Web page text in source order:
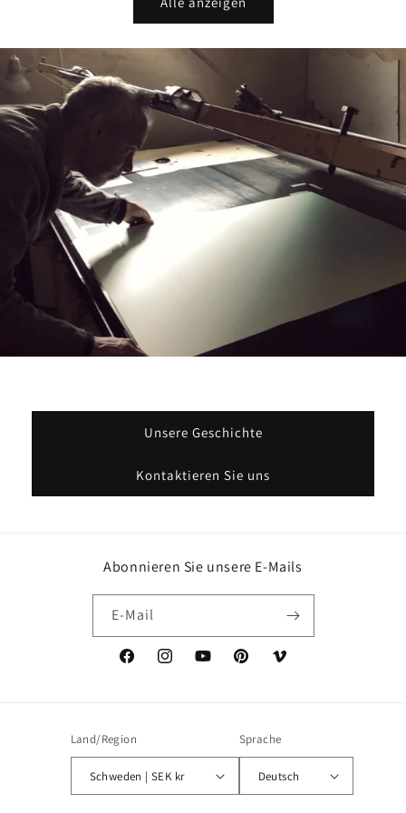
Unsere Geschichte
Kontaktieren Sie uns
Abonnieren Sie unsere E-Mails
E-Mail
FacebookInstagramYouTubePinterestVimeo
Land/Region
Schweden | SEK kr
Sprache
Deutsch